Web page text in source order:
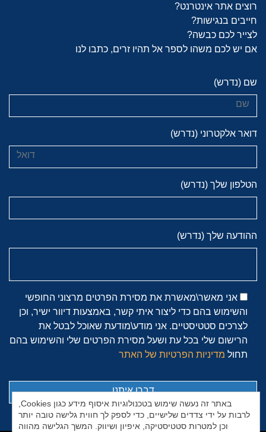
לרבות על ידי צדדים שלישיים, כדי לספק לך חווית גלישה טובה יותר
וכן למטרות סטטיסטיקה, איפיון ושיווק. המשך הגלישה מהווה
רוצים אתר אינטרנט?
חייבים בנגישות?
לצייר לכם כבשה?
אם יש לכם משהו לספר אל תהיו זרים, כתבו לנו
שם (נדרש)
דואר אלקטרוני (נדרש)
הטלפון שלך (נדרש)
ההודעה שלך (נדרש)
אני מאשר\מאשרת את מסירת הפרטים מרצוני החופשי
והשימוש בהם כדי ליצור איתי קשר, באמצעות דיוור ישיר, וכן
לצרכים סטטיסטיים. אני מודע\מודעת שאוכל לבטל את
הרישום שלי בכל עת ושעל מסירת הפרטים שלי והשימוש בהם
תחול מדיניות הפרטיות של האתר